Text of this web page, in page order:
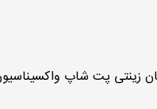
زینتی پت شاپ